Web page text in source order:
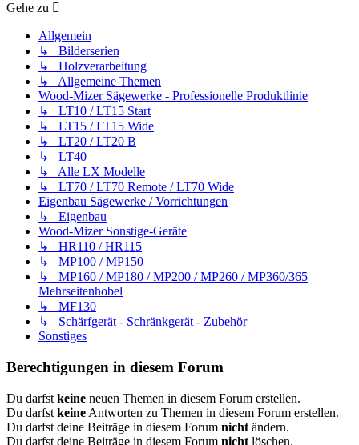
Gehe zu
Allgemein
↳ Bilderserien
↳ Holzverarbeitung
↳ Allgemeine Themen
Wood-Mizer Sägewerke - Professionelle Produktlinie
↳ LT10 / LT15 Start
↳ LT15 / LT15 Wide
↳ LT20 / LT20 B
↳ LT40
↳ Alle LX Modelle
↳ LT70 / LT70 Remote / LT70 Wide
Eigenbau Sägewerke / Vorrichtungen
↳ Eigenbau
Wood-Mizer Sonstige-Geräte
↳ HR110 / HR115
↳ MP100 / MP150
↳ MP160 / MP180 / MP200 / MP260 / MP360/365
Mehrseitenhobel
↳ MF130
↳ Schärfgerät - Schränkgerät - Zubehör
Sonstiges
Berechtigungen in diesem Forum
Du darfst keine neuen Themen in diesem Forum erstellen.
Du darfst keine Antworten zu Themen in diesem Forum erstellen.
Du darfst deine Beiträge in diesem Forum nicht ändern.
Du darfst deine Beiträge in diesem Forum nicht löschen.